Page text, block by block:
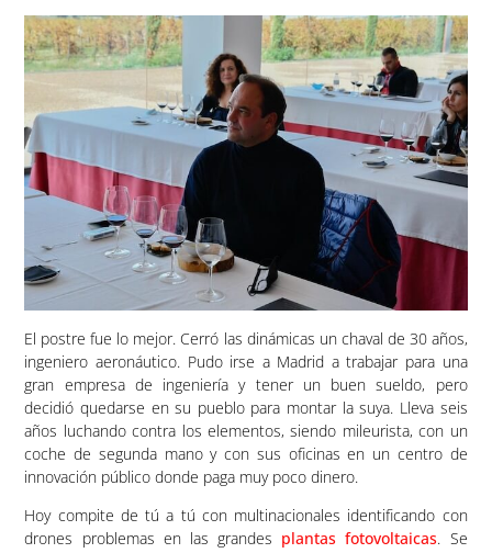
El postre fue lo mejor. Cerró las dinámicas un chaval de 30 años,
ingeniero aeronáutico. Pudo irse a Madrid a trabajar para una
gran empresa de ingeniería y tener un buen sueldo, pero
decidió quedarse en su pueblo para montar la suya. Lleva seis
años luchando contra los elementos, siendo mileurista, con un
coche de segunda mano y con sus oficinas en un centro de
innovación público donde paga muy poco dinero.
Hoy compite de tú a tú con multinacionales identificando con
drones problemas en las grandes plantas fotovoltaicas. Se